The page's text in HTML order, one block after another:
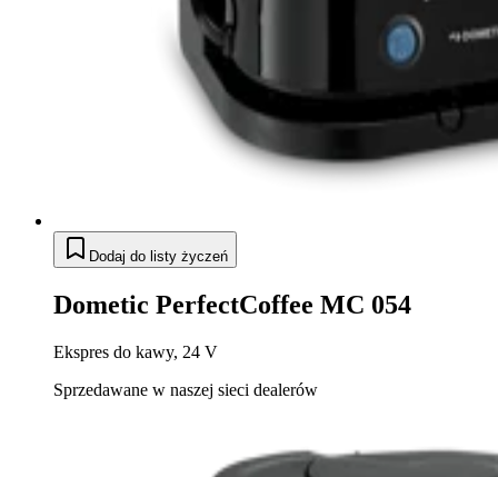
Dodaj do listy życzeń
Dometic PerfectCoffee MC 054
Ekspres do kawy, 24 V
Sprzedawane w naszej sieci dealerów